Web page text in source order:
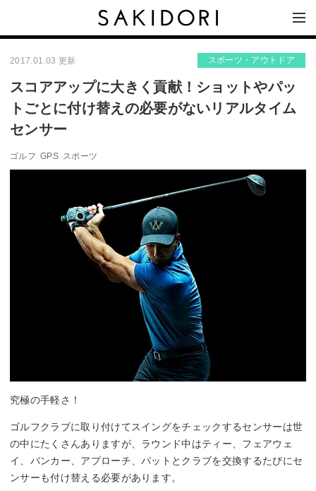
2017.01.03 更新 スポーツ・アウトドア
スコアアップに大きく貢献！ショットやパッ
トごとに付け替えの必要がないリアルタイム
センサー
ゴルフ GPS スポーツ
究極の手軽さ！
ゴルフクラブに取り付けてスイングをチェックするセンサーは世
の中にたくさんありますが、ラウンド中はティー、フェアウェ
イ、バンカー、アプローチ、パットとクラブを交換するたびにセ
ンサーも付け替える必要があります。